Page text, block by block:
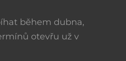
během dubna,
otevřu už v